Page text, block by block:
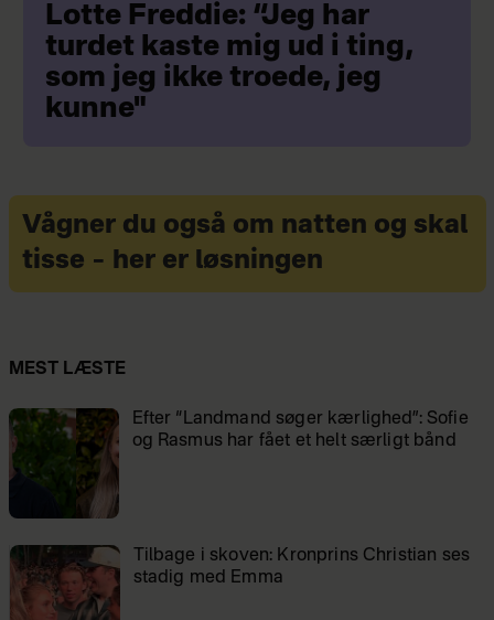
Lotte Freddie: “Jeg har
turdet kaste mig ud i ting,
som jeg ikke troede, jeg
kunne"
Vågner du også om natten og skal
tisse – her er løsningen
MEST LÆSTE
Efter “Landmand søger kærlighed”: Sofie
og Rasmus har fået et helt særligt bånd
Tilbage i skoven: Kronprins Christian ses
stadig med Emma